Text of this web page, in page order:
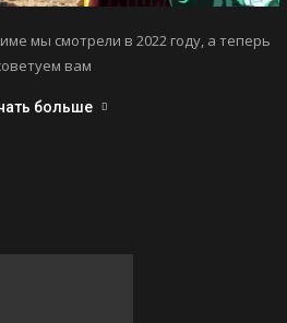
мы смотрели в 2022 году, а теперь
вам
больше